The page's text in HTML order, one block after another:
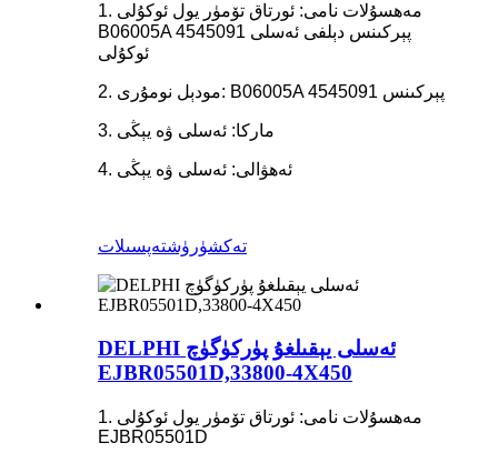
1. مەھسۇلات نامى: ئورتاق تۆمۈر يول ئوكۇلى
B06005A 4545091 پېركىنس دېلفى ئەسلى
ئوكۇلى
2. مودېل نومۇرى: B06005A 4545091 پېركىنس
3. ماركا: ئەسلى ۋە يېڭى
4. ئەھۋالى: ئەسلى ۋە يېڭى
تەكشۈرۈشتەپسىلات
DELPHI ئەسلى يېقىلغۇ پۈركۈگۈچ
EJBR05501D,33800-4X450
1. مەھسۇلات نامى: ئورتاق تۆمۈر يول ئوكۇلى
EJBR05501D